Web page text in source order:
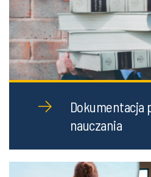
Dokumentacja
nauczania